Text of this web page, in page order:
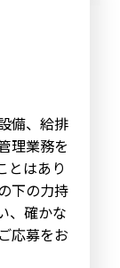
備、給排
理業務を
とはあり
下の力持
、確かな
応募をお